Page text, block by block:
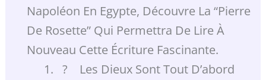
Napoléon En Egypte, Découvre La “pierre
De Rosette” Qui Permettra De Lire À
Nouveau Cette Écriture Fascinante.
? Les Dieux Sont Tout D’abord